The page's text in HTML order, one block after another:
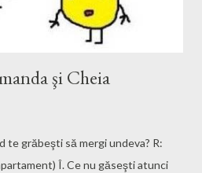
şi Cheia
te grăbeşti să mergi undeva? R:
Î. Ce nu găseşti atunci